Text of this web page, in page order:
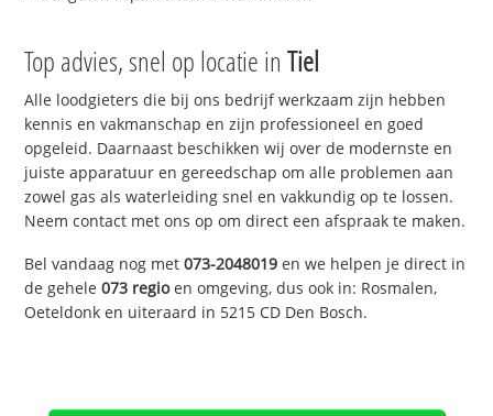
Top advies, snel op locatie inTiel
Alle loodgieters die bij ons bedrijf werkzaam zijn hebben
kennis en vakmanschap en zijn professioneel en goed
opgeleid. Daarnaast beschikken wij over de modernste en
juiste apparatuur en gereedschap om alle problemen aan
zowel gas als waterleiding snel en vakkundig op te lossen.
Neem contact met ons op om direct een afspraak te maken.
Bel vandaag nog met073-2048019 en we helpen je direct in
de gehele073 regioen omgeving, dus ook in: Rosmalen,
Oeteldonk en uiteraard in 5215 CD Den Bosch.